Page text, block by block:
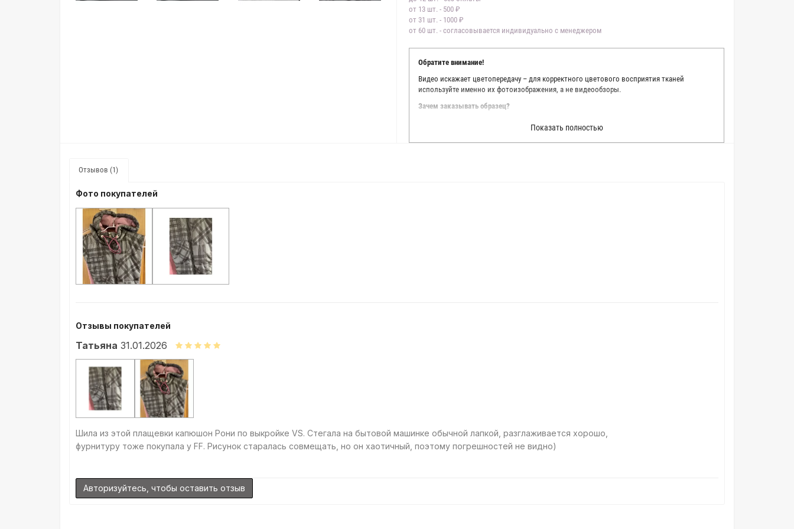
от 13 шт. - 500 ₽
от 31 шт. - 1000 ₽
от 60 шт. - согласовывается индивидуально с менеджером
Обратите внимание!
Видео искажает цветопередачу – для корректного цветового восприятия тканей
используйте именно их фотоизображения, а не видеообзоры.
Зачем заказывать образец?
Мы делаем все возможное, чтобы точно описать цвет каждой ткани из нашего каталога.
Мы осматриваем и фотографируем каждую ткань в естественном свете, стараемся
находить только правильные цветовые условия и описания. Но несмотря на наши
Показать полностью
Отзывов (1)
Фото покупателей
Отзывы покупателей
Татьяна 31.01.2026
Шила из этой плащевки капюшон Рони по выкройке VS. Стегала на бытовой машинке обычной лапкой, разглаживается хорошо,
фурнитуру тоже покупала у FF. Рисунок старалась совмещать, но он хаотичный, поэтому погрешностей не видно)
Авторизуйтесь, чтобы оставить отзыв